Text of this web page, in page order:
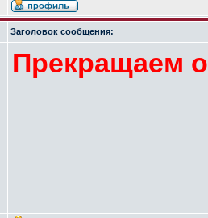
Заголовок сообщения:
Прекращаем